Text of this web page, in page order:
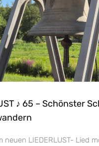
♪ 65 – Schönster
neuen LIEDERLUST- Lied